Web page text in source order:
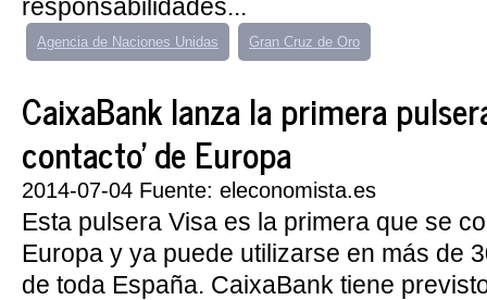
responsabilidades...
Agencia de Naciones Unidas Gran Cruz de Oro
CaixaBank lanza la primera
contacto' de Europa
2014-07-04 Fuente: eleconomista.es
Esta pulsera Visa es la primera que se
Europa y ya puede utilizarse en más de
de toda España. CaixaBank tiene